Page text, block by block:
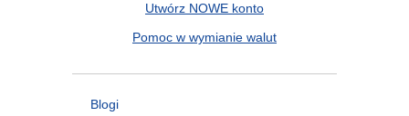
Utwórz NOWE konto
Pomoc w wymianie walut
Blogi